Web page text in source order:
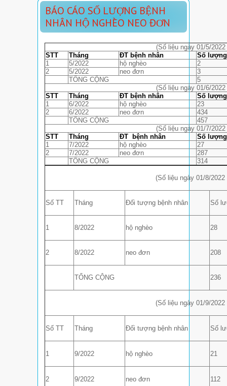
BÁO CÁO SỐ LƯỢNG BỆNH
NHÂN HỘ NGHÈO NEO ĐƠN
(Số liệu ngày 01/5/
STT
Tháng ĐT bệnh nhân
Số lượng
1
5/2022 hộ nghèo
2
2
5/2022 neo đơn
3
TỔNG CỘNG
5
(Số liệu ngày 01/6/
STT
Tháng ĐT bệnh nhân
Số lượng
1
6/2022 hộ nghèo
23
2
6/2022 neo đơn
434
TỔNG CỘNG
457
(Số liệu ngày 01/7/
STT
Tháng ĐT bệnh nhân
Số lượng
1
7/2022 hộ nghèo
27
2
7/2022 neo đơn
287
TỔNG CỘNG
314
(Số liệu ngày 01/8/
Số TT Tháng Đối tượng bệnh nhân Số
1 8/2022 hộ nghèo 28
2 8/2022 neo đơn 208
TỔNG CỘNG 236
(Số liệu ngày 01/9/
Số TT Tháng Đối tượng bệnh nhân Số
1 9/2022 hộ nghèo 21
2 9/2022 neo đơn 112